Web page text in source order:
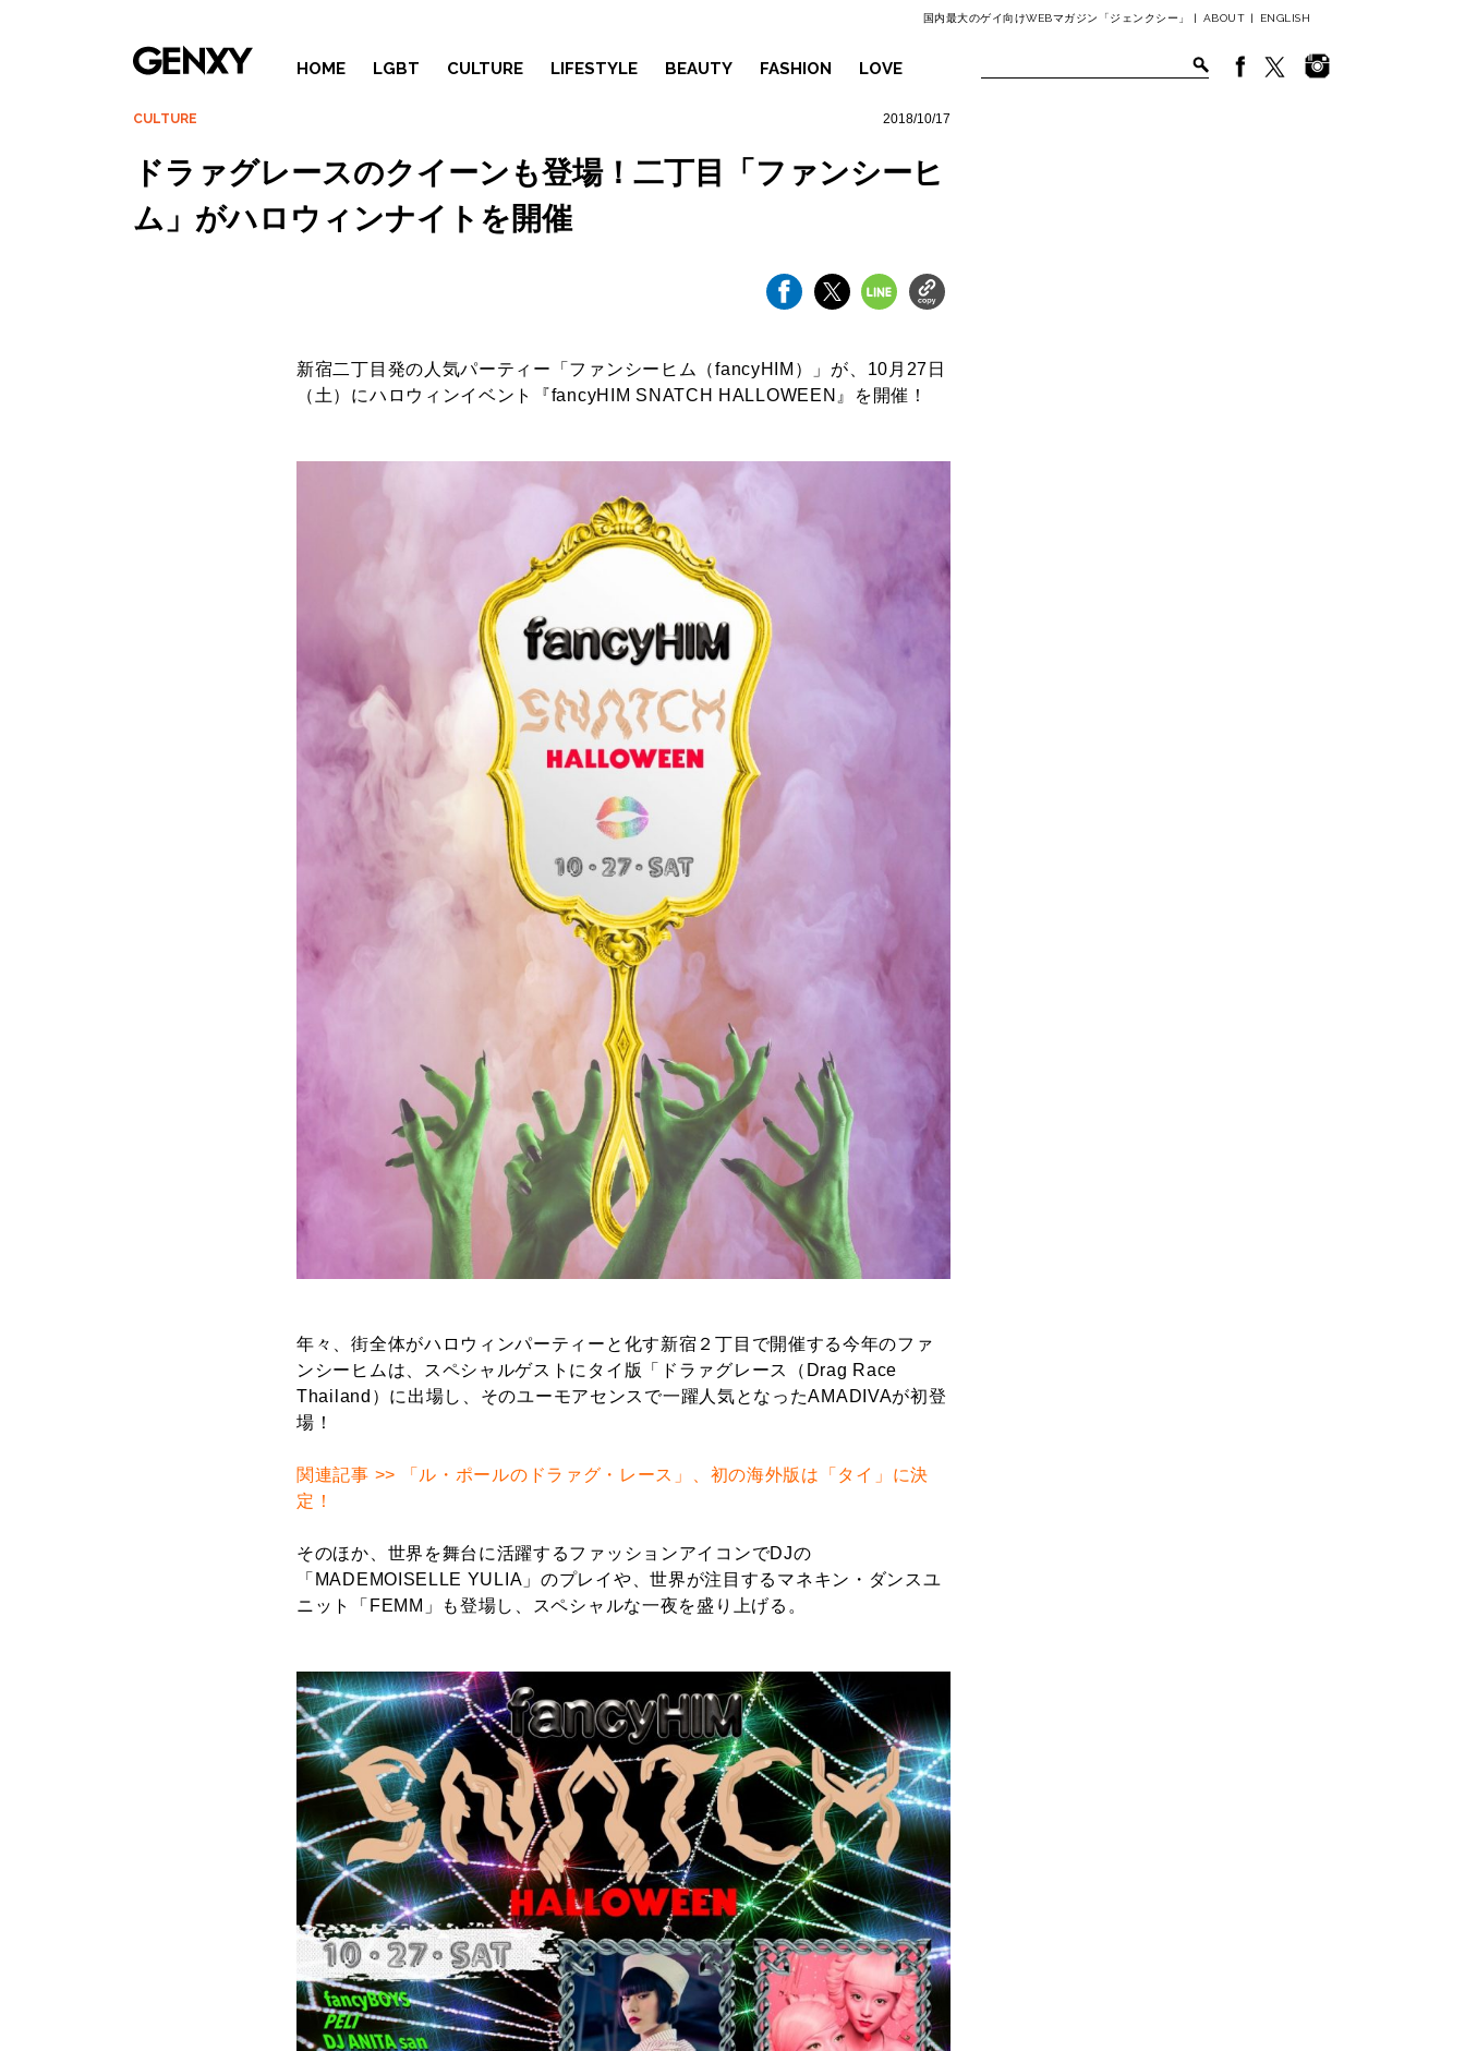
国内最大のゲイ向けWEBマガジン「ジェンクシー」 | ABOUT | ENGLISH
HOME LGBT CULTURE LIFESTYLE BEAUTY FASHION LOVE
CULTURE 2018/10/17
ドラァグレースのクイーンも登場！二丁目「ファンシーヒ
ム」がハロウィンナイトを開催
新宿二丁目発の人気パーティー「ファンシーヒム（fancyHIM）」が、10月27日
（土）にハロウィンイベント『fancyHIM SNATCH HALLOWEEN』を開催！
年々、街全体がハロウィンパーティーと化す新宿２丁目で開催する今年のファ
ンシーヒムは、スペシャルゲストにタイ版「ドラァグレース（Drag Race
Thailand）に出場し、そのユーモアセンスで一躍人気となったAMADIVAが初登
場！
関連記事 >>
「ル・ポールのドラァグ・レース」、初の海外版は「タイ」に決
定！
そのほか、世界を舞台に活躍するファッションアイコンでDJの
「MADEMOISELLE YULIA」のプレイや、世界が注目するマネキン・ダンスユ
ニット「FEMM」も登場し、スペシャルな一夜を盛り上げる。